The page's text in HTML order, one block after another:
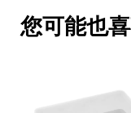
這購
您可能也